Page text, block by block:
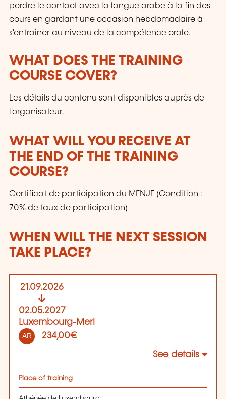
perdre le contact avec la langue arabe à la fin des
cours en gardant une occasion hebdomadaire à
s'entraîner au niveau de la compétence orale.
WHAT DOES THE TRAINING
COURSE COVER?
Les détails du contenu sont disponibles auprès de
l'organisateur.
WHAT WILL YOU RECEIVE AT
THE END OF THE TRAINING
COURSE?
Certificat de participation du MENJE (Condition :
70% de taux de participation)
WHEN WILL THE NEXT SESSION
TAKE PLACE?
21.09.2026
02.05.2027
Luxembourg-Merl
AR 234,00€
See details
Place of training